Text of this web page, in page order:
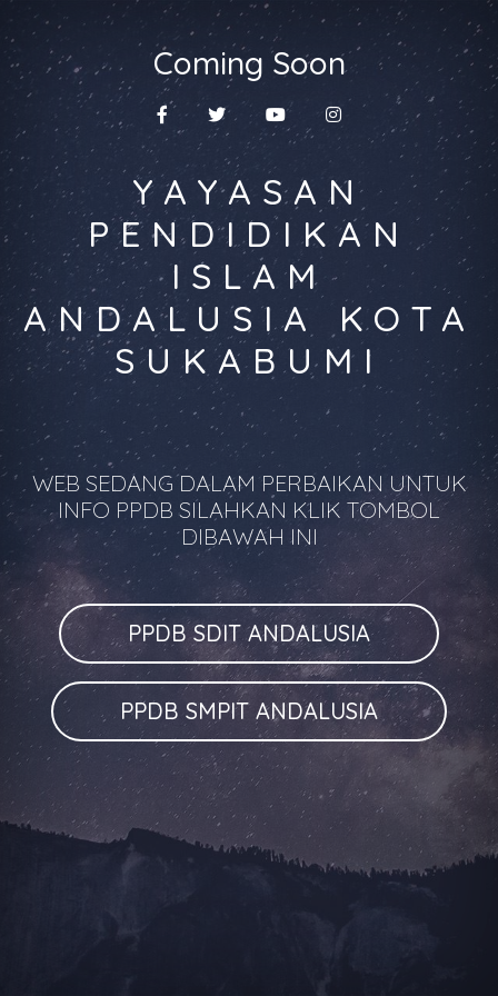
Coming Soon
YAYASAN
PENDIDIKAN
ISLAM
ANDALUSIA KOTA
SUKABUMI
WEB SEDANG DALAM PERBAIKAN UNTUK
INFO PPDB SILAHKAN KLIK TOMBOL
DIBAWAH INI
PPDB SDIT ANDALUSIA
PPDB SMPIT ANDALUSIA